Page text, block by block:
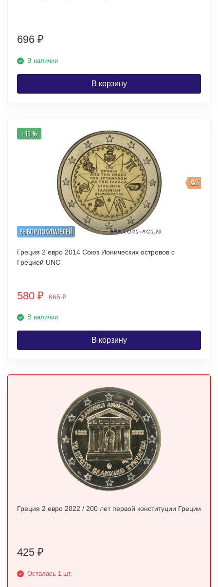
696 ₽
В наличии
В корзину
ВЫБОР ПОКУПАТЕЛЕЙ
ХИТ
- 13 %
Греция 2 евро 2014 Союз Ионических островов с
Грецией UNC
580 ₽ 665₽
В наличии
В корзину
Греция 2 евро 2022 / 200 лет первой конституции Греции
425 ₽
Осталась 1 шт.